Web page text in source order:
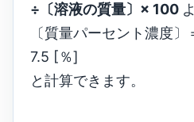
÷〔溶液の質量〕× 100
〔質量パーセント濃度
7.5 [％]
と計算できます。